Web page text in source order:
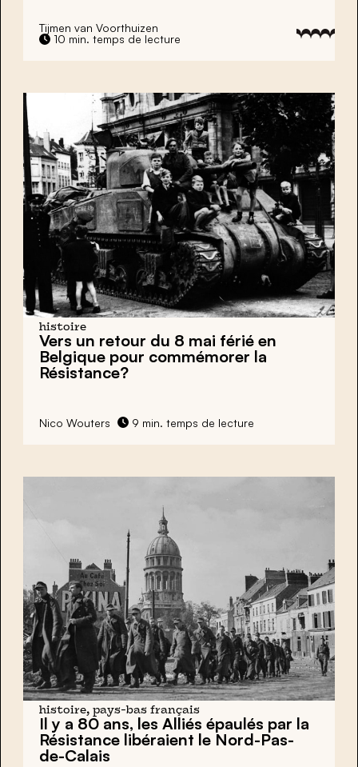
Tijmen van Voorthuizen
10 min. temps de lecture
histoire
Vers un retour du 8 mai férié en
Belgique pour commémorer la
Résistance?
Nico Wouters 9 min. temps de lecture
histoire, pays-bas français
Il y a 80 ans, les Alliés épaulés par la
Résistance libéraient le Nord-Pas-
de-Calais